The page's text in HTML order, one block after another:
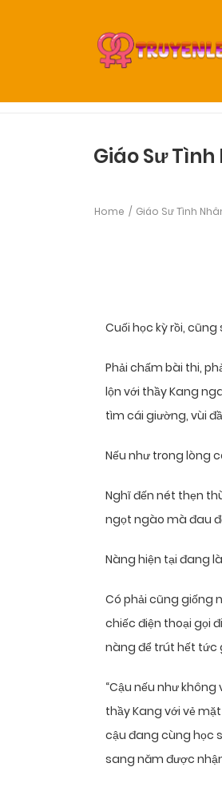
Giáo Sư Tình
Home Giáo Sư Tình
Cuối học kỳ rồi,
Phải chấm bài thi,
lộn với thầy Kang
tìm cái giường, vùi
Nếu như trong lòng
Nghĩ đến nét thẹn
ngọt ngào mà đau
Nàng hiện tại đang
Có phải cũng giống
chiếc điện thoại gọi
nàng để trút hết tức
“Cậu nếu như
thầy Kang với vẻ
cậu đang cùng học
sang năm được